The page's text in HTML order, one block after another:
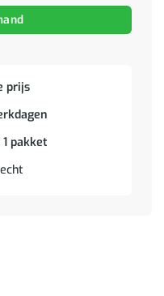
prijs
1 pakket